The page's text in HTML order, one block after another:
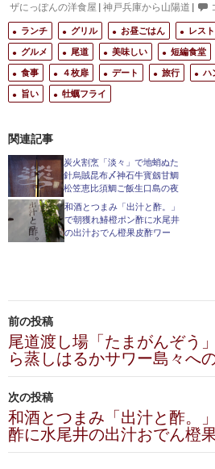
ザにっぽんの洋食屋 | 神戸兵庫から山陽道 |
ランチ グリル お昼ごはん レス
グルメ
尾道 美味しい 短編食堂
食事
４枚扉 デート 旅行 ハ
旨い
牡蠣フライ
関連記事
炭火割烹「淡々」で地蛸ぬた
針烏賊昆布〆神石牛寳劔甘鯛
松笠恵比須鯛ご飯生口島の夜
和酒とつまみ「出汁と酢。」
で朝獲れ鰆橙ポン酢に水尾井
の出汁おでん橙果皮酢ワー
投
稿
ナ
ビ
ゲ
ー
前の投稿
尾道渡し場「たまがんぞう
ら蒸しはるかサワー島々へ
次の投稿
和酒とつまみ「出汁と酢。
酢に水尾井の出汁おでん橙